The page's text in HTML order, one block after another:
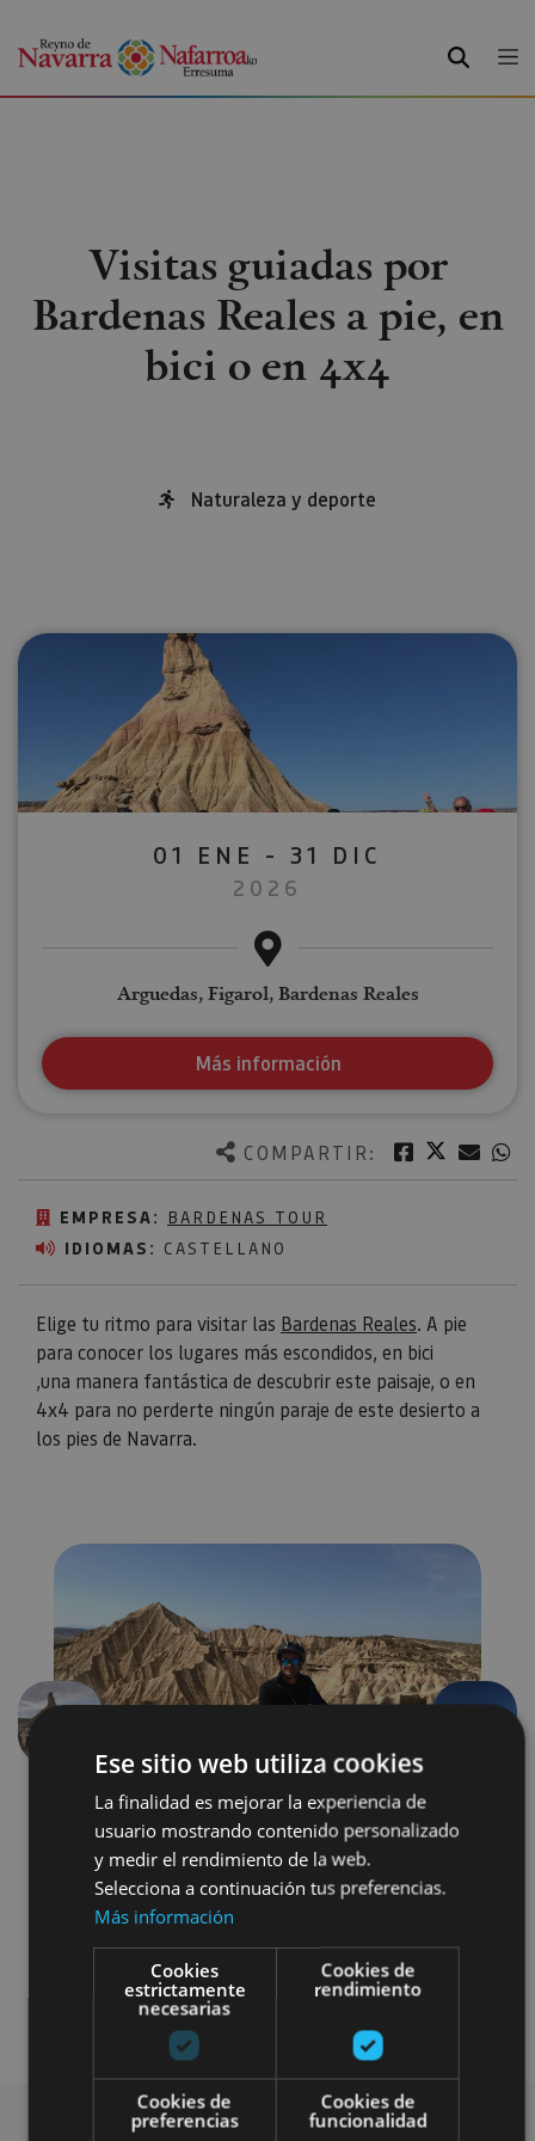
BUSCAR
Visitas guiadas por
Bardenas Reales a pie, en
bici o en 4x4
Naturaleza y deporte
COMPARTIR: Facebook
Twitter
EMPRESA: BARDENAS TOUR
IDIOMAS: CASTELLANO
Elige tu ritmo para visitar las Bardenas Reales. A pie
para conocer los lugares más escondidos, en bici
,una manera fantástica de descubrir este paisaje, o en
4x4 para no perderte ningún paraje de este desierto a
los pies de Navarra.
01 ENE - 31 DIC
2026
Arguedas, Figarol, Bardenas Reales
Más información
Bici Senderismo y montaña
Visitas guiadas
Ese sitio web utiliza cookies
La finalidad es mejorar la experiencia de
usuario mostrando contenido personalizado
y medir el rendimiento de la web.
Selecciona a continuación tus preferencias.
Más información
Cookies
estrictamente
necesarias
Cookies de
rendimiento
Cookies de
preferencias
Cookies de
funcionalidad